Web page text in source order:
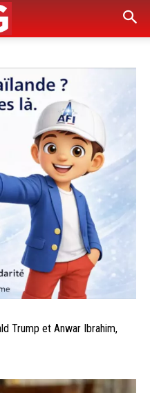
Trump et Anwar Ibrahim,